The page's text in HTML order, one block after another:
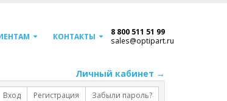
КОНТАКТЫ 8 800 511 51 99
sales@optipart.ru
Личный кабинет →
Вход Регистрация Забыли пароль?